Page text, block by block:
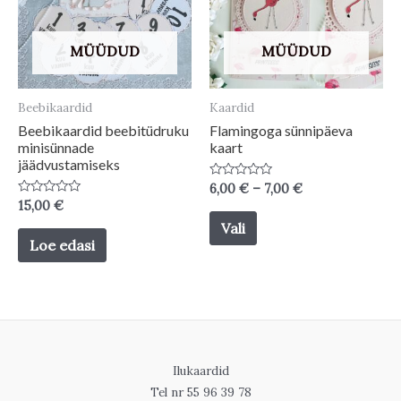
may
be
chosen
on
the
product
page
may
be
chosen
the
page
MÜÜDUD
Beebikaardid
Beebikaardid beebitüdruku
minisünnade
jäädvustamiseks
Hinnanguga
/
15,00 €
Loe edasi
MÜÜDUD
Kaardid
Flamingoga sünnipäeva
kaart
Hinnanguga
/
6,00 € – 7,00 €Price
Vali
This
product
variants.
Ilukaardid
Tel nr 55 96 39 78